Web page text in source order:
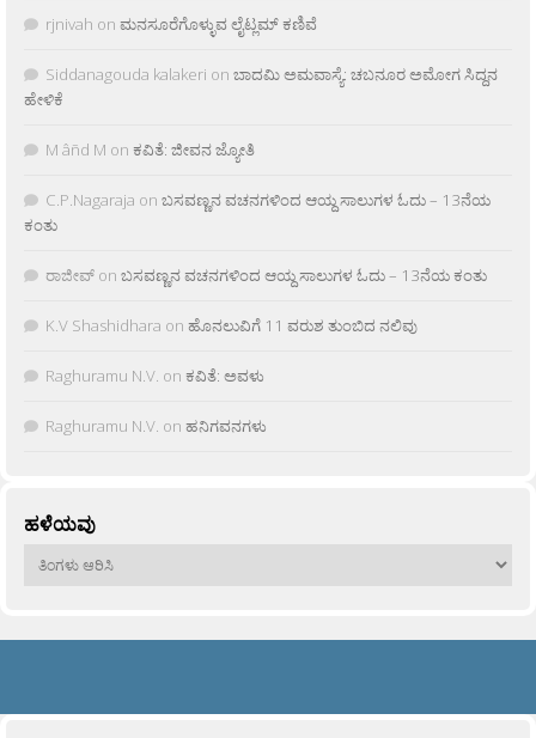
rjnivah on ಮನಸೂರೆಗೊಳ್ಳುವ ಲೈಟ್ಲಮ್ ಕಣಿವೆ
Siddanagouda kalakeri on ಬಾದಮಿ ಅಮವಾಸ್ಯೆ: ಚಬನೂರ ಅಮೋಗ ಸಿದ್ದನ
ಹೇಳಿಕೆ
M âñd M on ಕವಿತೆ: ಜೀವನ ಜ್ಯೋತಿ
C.P.Nagaraja on ಬಸವಣ್ಣನ ವಚನಗಳಿಂದ ಆಯ್ದ ಸಾಲುಗಳ ಓದು – 13ನೆಯ
ಕಂತು
ರಾಜೀವ್ on ಬಸವಣ್ಣನ ವಚನಗಳಿಂದ ಆಯ್ದ ಸಾಲುಗಳ ಓದು – 13ನೆಯ ಕಂತು
K.V Shashidhara on ಹೊನಲುವಿಗೆ 11 ವರುಶ ತುಂಬಿದ ನಲಿವು
Raghuramu N.V. on ಕವಿತೆ: ಅವಳು
Raghuramu N.V. on ಹನಿಗವನಗಳು
ಹಳೆಯವು
ಹಳೆಯವು